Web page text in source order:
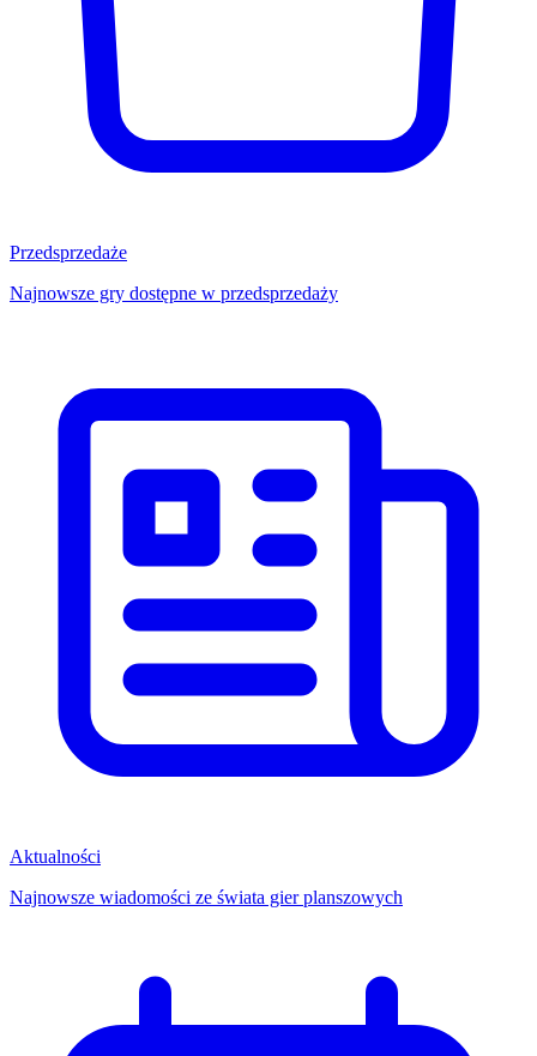
Przedsprzedaże
Najnowsze gry dostępne w przedsprzedaży
Aktualności
Najnowsze wiadomości ze świata gier planszowych